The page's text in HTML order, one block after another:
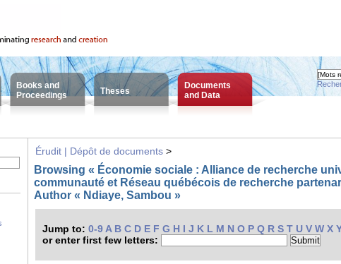
Books and
Proceedings
Theses
Documents
and Data
Érudit | Dépôt de documents >
Browsing « Économie sociale : Alliance de recherche
communauté et Réseau québécois de recherche
Author « Ndiaye, Sambou »
Jump to: 0-9 A B C D E F G H I J K L M N O P Q R S T U V W X
or enter first few letters: